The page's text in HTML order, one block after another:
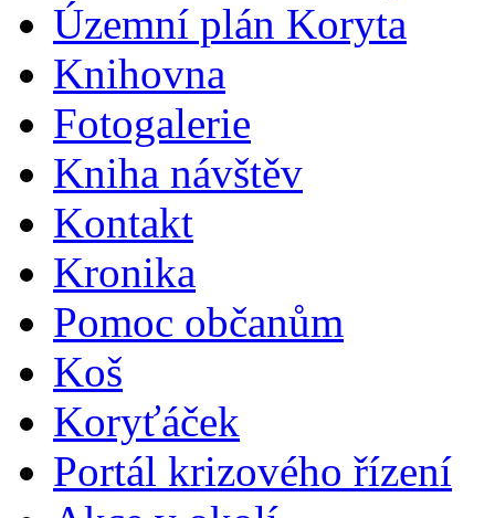
Územní plán Koryta
Knihovna
Fotogalerie
Kniha návštěv
Kontakt
Kronika
Pomoc občanům
Koš
Koryťáček
Portál krizového řízení